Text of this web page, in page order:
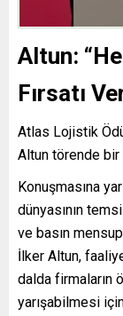
Altun:
Fırsatı
Atlas Lojistik
Altun törende bir
Konuşmasına
dünyasının
ve basın
İlker Altun,
dalda firmaların
yarışabilmesi